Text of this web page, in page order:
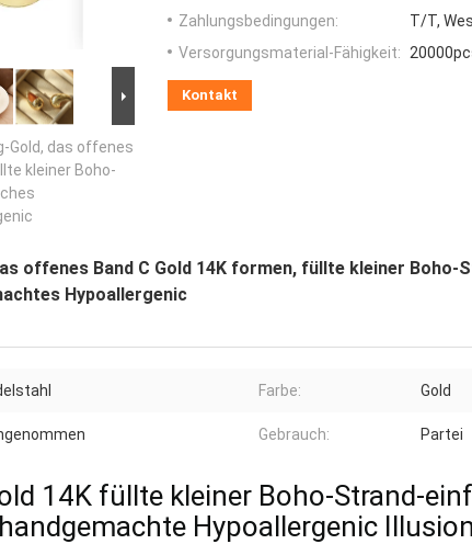
Gold, das offenes
kleiner Boho-
Zahlungsbedingungen:
T/T,
Versorgungsmaterial-Fähigkeit:
Kontakt
offenes Band C Gold 14K formen, füllte kleiner Boho-
Hypoallergenic
Farbe: Gold
Gebrauch: Partei
14K füllte kleiner Boho-Strand-
Hypoallergenic Illusion